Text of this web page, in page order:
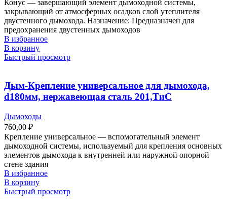
Конус ― завершающий элемент дымоходной системы,
закрывающий от атмосферных осадков слой утеплителя
двустенного дымохода. Назначение: Предназначен для
предохранения двустенных дымоходов
В избранное
В корзину
Быстрый просмотр
Дым-Крепление универсальное для дымохода,
d180мм, нержавеющая сталь 201,ТиС
Дымоходы
760,00 ₽
Крепление универсальное — вспомогательный элемент
дымоходной системы, используемый для крепления основных
элементов дымохода к внутренней или наружной опорной
стене здания
В избранное
В корзину
Быстрый просмотр